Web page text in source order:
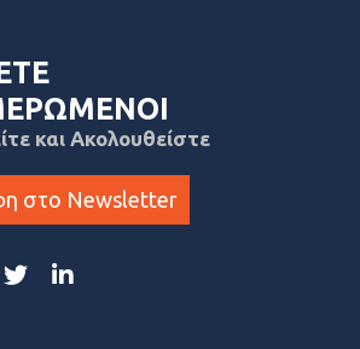
και Ακολουθείστε
στο Newsletter